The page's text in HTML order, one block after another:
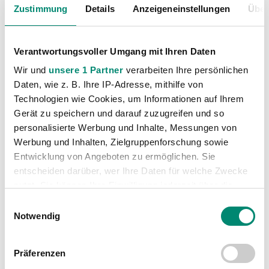
Zustimmung Details Anzeigeneinstellungen
Verantwortungsvoller Umgang mit Ihren Daten
Wir und unsere 1 Partner verarbeiten Ihre persönlichen
Daten, wie z. B. Ihre IP-Adresse, mithilfe von
Technologien wie Cookies, um Informationen auf Ihrem
Gerät zu speichern und darauf zuzugreifen und so
personalisierte Werbung und Inhalte, Messungen von
Werbung und Inhalten, Zielgruppenforschung sowie
Entwicklung von Angeboten zu ermöglichen. Sie
entscheiden darüber, wer Ihre Daten für welche Zwecke
Trigger Symbol ändern oder widerrufen
Erfahren Sie mehr darüber, wie Ihre persönlichen Daten
verarbeitet werden, und legen Sie Ihre Präferenzen im
Notwendig
Präferenzen
Kategorien
Akademie
Allgemeine News
Damen
Junge Wikinger Ried
(413)
(74)
(1315)
(91)
(2867)